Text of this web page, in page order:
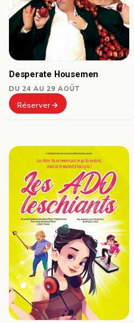
Desperate Housemen
DU 24 AU 29 AOÛT
Réserver